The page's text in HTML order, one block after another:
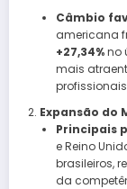
Câmbio
americana
+27,34%no
mais
Expansão do
Principais
e Reino
brasileiros,
da